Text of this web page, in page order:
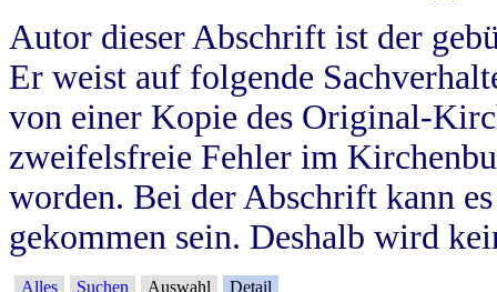
Autor dieser Abschrift ist der
Er weist auf folgende
von einer Kopie des Original-
zweifelsfreie Fehler im
worden. Bei der Abschrift kann
gekommen sein. Deshalb wird
Alles Suchen Auswahl Detail